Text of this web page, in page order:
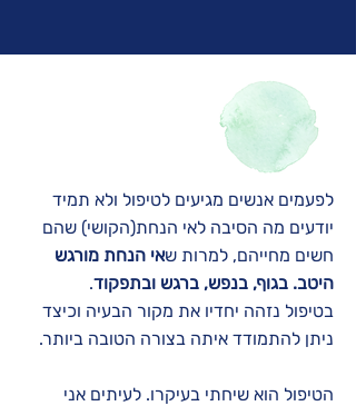
לפעמים אנשים מגיעים לטיפול ולא תמיד
יודעים מה הסיבה לאי הנחת(הקושי) שהם
חשים מחייהם, למרות שאי הנחת מורגש
היטב. בגוף, בנפש, ברגש ובתפקוד.
בטיפול נזהה יחדיו את מקור הבעיה וכיצד
ניתן להתמודד איתה בצורה הטובה ביותר.
הטיפול הוא שיחתי בעיקרו. לעיתים אני